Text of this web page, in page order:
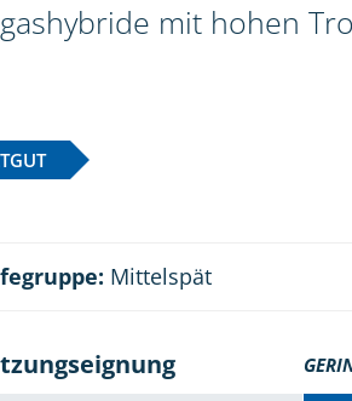
mit hohen
Mittelspät